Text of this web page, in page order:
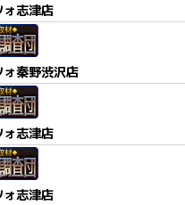
志津店
秦野渋沢店
志津店
志津店